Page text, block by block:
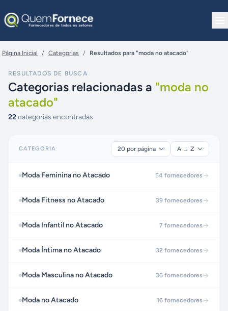
Página Inicial / Categorias / Resultados para "moda no atacado"
RESULTADOS DE BUSCA
Categorias relacionadas a "moda no
atacado"
22categorias encontradas
CATEGORIA
Moda Feminina no Atacado 54 fornecedores
Moda Fitness no Atacado 39 fornecedores
Moda Infantil no Atacado 7 fornecedores
Moda Íntima no Atacado 32 fornecedores
Moda Masculina no Atacado 36 fornecedores
Moda no Atacado 16 fornecedores